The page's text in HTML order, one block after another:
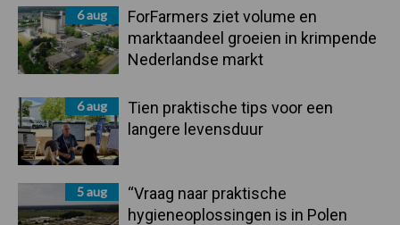
6 aug
ForFarmers ziet volume en
marktaandeel groeien in krimpende
Nederlandse markt
6 aug
Tien praktische tips voor een
langere levensduur
5 aug
“Vraag naar praktische
hygieneoplossingen is in Polen